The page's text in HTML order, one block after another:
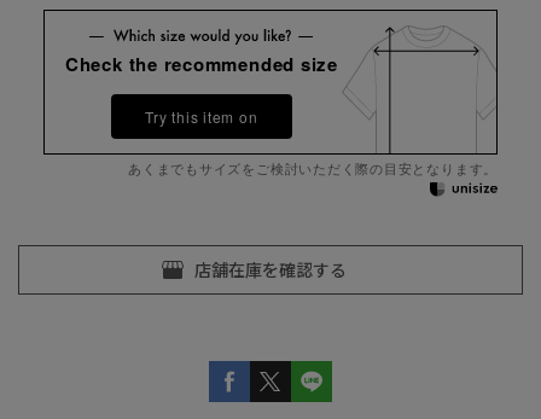
Check the recommended size
Try this item on
あくまでもサイズをご検討いただく際の目安となります。